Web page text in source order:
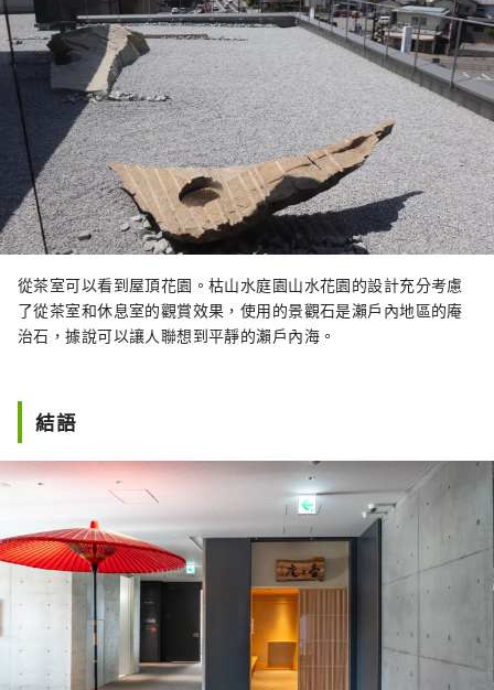
從茶室可以看到屋頂花園。枯山水庭園山水花園的設計充分考慮
了從茶室和休息室的觀賞效果，使用的景觀石是瀨戶內地區的庵
治石，據說可以讓人聯想到平靜的瀨戶內海。
結語